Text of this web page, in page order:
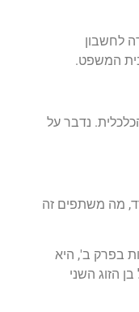
לחשבון
המשפט.
נדבר על
מה משתפים זה
בפרק ב', היא
הזוג השני